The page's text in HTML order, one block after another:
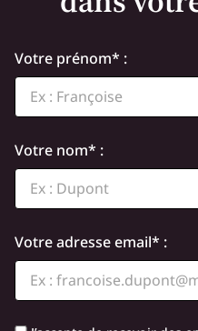
Votre prénom* :
Votre nom* :
Votre adresse email* :